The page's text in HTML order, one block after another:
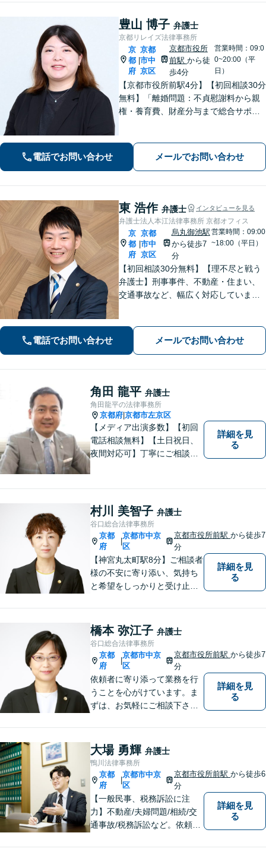
豊山 博子 弁護士
京都リレイズ法律事務所
京
都
府
京都
市中
京区
京都市役所
前駅 から徒
歩4分
営業時間：09:0
0~20:00（平
日）
【京都市役所前駅4分】【初回相談30分
無料】「離婚問題：不貞慰謝料から親
権・養育費、財産分与まで総合サポー
えて諦める前に、まずはあなたのご希
望をお聞かせください【休日・夜間相
電話でお問い合わせ メールでお問い合わせ
東 浩作 弁護士 インタビューを見る
弁護士法人本江法律事務所 京都オフィス
京
都
府
京都
市中
京区
烏丸御池駅
から徒歩7
分
営業時間：09:00
~18:00（平日）
【初回相談30分無料】【理不尽と戦う
弁護士】刑事事件、不動産・住まい、
交通事故など、幅広く対応していま
の場合は、お気軽に弁護士にご相談く
ださい。【電話・メール・WEB相談
電話でお問い合わせ メールでお問い合わせ
角田 龍平 弁護士
角田龍平の法律事務所
京都府 京都市左京区
【メディア出演多数】【初回
電話相談無料】【土日祝日、
夜間対応可】丁寧にご相談を
をご提案。お客様の権利と人
格を徹底的に守ります！
詳細を見
る
村川 美智子 弁護士
谷口総合法律事務所
京都
府
京都市中京
区
京都市役所前駅から徒歩7
分
【神宮丸太町駅8分】ご相談者
様の不安に寄り添い、気持ち
と希望をしっかりと受け止め
し、納得と安心につながるよ
う真摯にサポートします。ど
うぞお気軽にお話しくださ
い。【完全個室で相談可】
【地域密着型の法律事務所】
詳細を見
る
橋本 弥江子 弁護士
谷口総合法律事務所
京都
府
京都市中京
区
京都市役所前駅から徒歩7
分
依頼者に寄り添って業務を行
うことを心がけています。ま
ずは、お気軽にご相談下さ
詳細を見
る
大場 勇輝 弁護士
鴨川法律事務所
京都
府
京都市中京
区
京都市役所前駅から徒歩6
分
【一般民事、税務訴訟に注
力】不動産/夫婦問題/相続/交
通事故/税務訴訟など。依頼者
悩みに応じた最良の選択肢を
詳細を見
る